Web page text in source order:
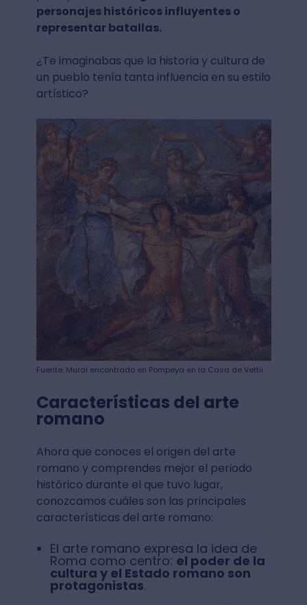
personajes históricos influyentes o
representar batallas.
¿Te imaginabas que la historia y cultura de
un pueblo tenía tanta influencia en su estilo
artístico?
Fuente: Mural encontrado en Pompeya en la Casa de Vettii
Características del arte
romano
Ahora que conoces el origen del arte
romano y comprendes mejor el periodo
histórico durante el que tuvo lugar,
conozcamos cuáles son las principales
características del arte romano:
El arte romano expresa la idea de
Roma como centro: el poder de la
cultura y el Estado romano son
protagonistas.